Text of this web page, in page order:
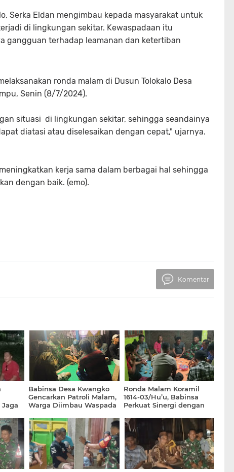
Serka Eldan mengimbau kepada masyarakat untuk
di lingkungan sekitar. Kewaspadaan itu
gangguan terhadap leamanan dan ketertiban
ronda malam di Dusun Tolokalo Desa
Senin (8/7/2024).
situasi di lingkungan sekitar, sehingga seandainya
diatasi atau diselesaikan dengan cepat," ujarnya.
kerja sama dalam berbagai hal sehingga
dengan baik. (emo).
Komentar
Babinsa Desa Kwangko
Gencarkan Patroli Malam,
Warga Diimbau Waspada
Ronda Malam Koramil
1614-03/Hu’u, Babinsa
Perkuat Sinergi dengan
Lingkungan